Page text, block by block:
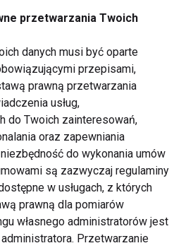
Naturalne peelingi na
każdą okazję
przetwarzania Twoich
danych musi być oparte
przepisami,
prawną przetwarzania
usług,
do Twoich zainteresowań,
oraz zapewniania
do wykonania umów
są zazwyczaj regulaminy
w usługach, z których
prawną dla pomiarów
własnego administratorów jest
Przetwarzanie